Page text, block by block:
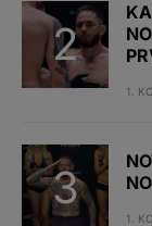
1.
1.